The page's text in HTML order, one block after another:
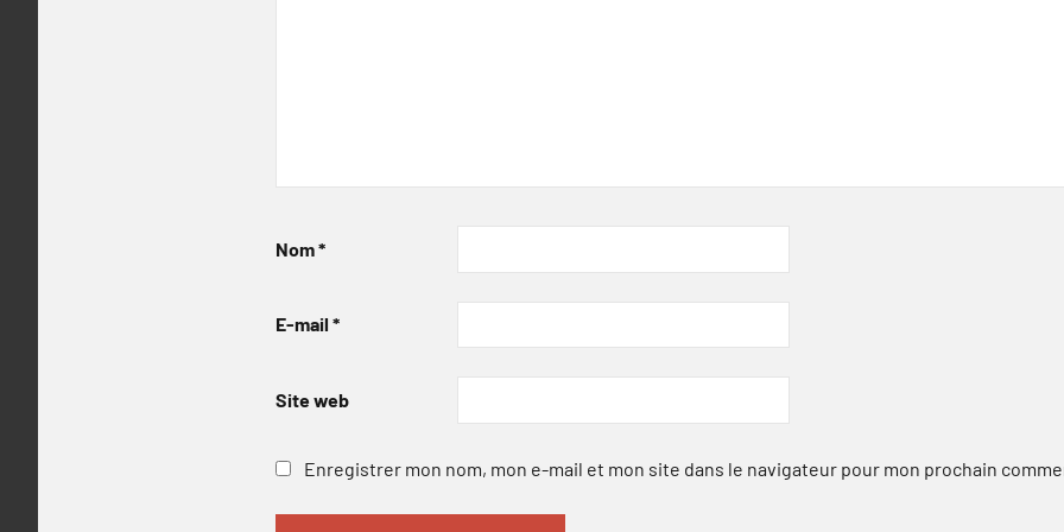
Nom*
E-mail *
Site web
Enregistrer mon nom, mon e-mail et mon site dans le navigateur pour mon prochain